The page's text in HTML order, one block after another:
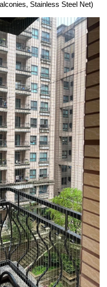
Stainless Steel Net)